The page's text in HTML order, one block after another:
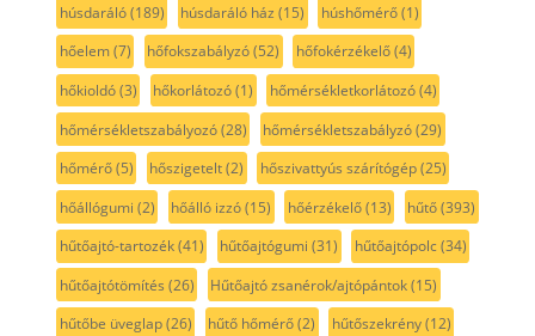
húsdaráló(189) húsdaráló ház (15) húshőmérő(1)
hőelem(7) hőfokszabályzó(52) hőfokérzékelő(4)
hőkioldó(3) hőkorlátozó(1) hőmérsékletkorlátozó(4)
hőmérsékletszabályozó(28) hőmérsékletszabályzó(29)
hőmérő(5) hőszigetelt(2) hőszivattyús szárítógép(25)
hőállógumi (2) hőálló izzó(15) hőérzékelő(13) hűtő(393)
hűtőajtó-tartozék(41) hűtőajtógumi (31) hűtőajtópolc(34)
hűtőajtótömítés (26) Hűtőajtó zsanérok/ajtópántok(15)
hűtőbe üveglap(26) hűtő hőmérő(2) hűtőszekrény(12)